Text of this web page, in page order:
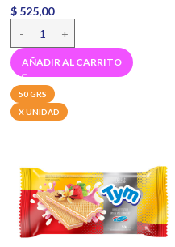
$ 525,00
AÑADIR AL CARRITO
50 GRS
X UNIDAD